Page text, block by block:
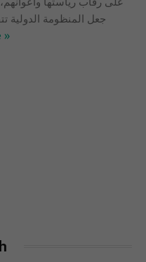
جعل المنظومة الدولية
»